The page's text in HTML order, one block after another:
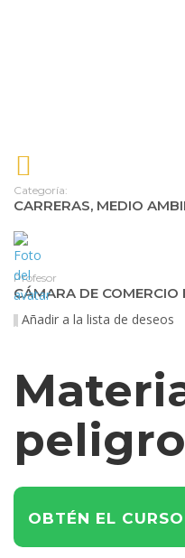
Categoría:
CARRERAS, MEDIO
Profesor
CÁMARA DE COMERCIO
Añadir a la lista de deseos
OBTÉN EL CURSO